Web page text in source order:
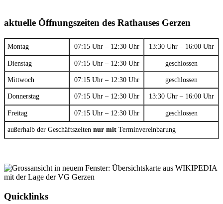
aktuelle Öffnungszeiten des Rathauses Gerzen
Montag 07:15 Uhr – 12:30 Uhr 13:30 Uhr – 16:00 Uhr
Dienstag 07:15 Uhr – 12:30 Uhr geschlossen
Mittwoch 07:15 Uhr – 12:30 Uhr geschlossen
Donnerstag 07:15 Uhr – 12:30 Uhr 13:30 Uhr – 16:00 Uhr
Freitag 07:15 Uhr – 12:30 Uhr geschlossen
außerhalb der Geschäftszeiten nur mit Terminvereinbarung
Quicklinks